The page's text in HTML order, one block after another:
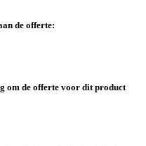
de offerte:
om de offerte voor dit product